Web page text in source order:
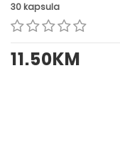
30 kapsula
11.50KM